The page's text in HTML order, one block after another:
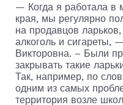
— Когда я работала в
края, мы регулярно
на продавцов
алкоголь и сигареты,
Викторовна. – Были
закрывать такие
Так, например, по
одним из самых
территория возле